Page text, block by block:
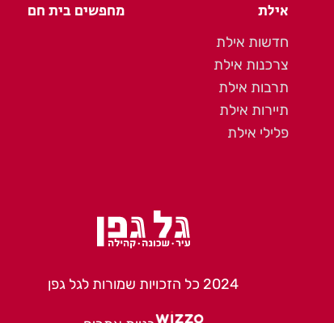
אילת
חדשות אילת
צרכנות אילת
תרבות אילת
תיירות אילת
פלילי אילת
מחפשים בית חם
2024 כל הזכויות שמורות לגל גפן